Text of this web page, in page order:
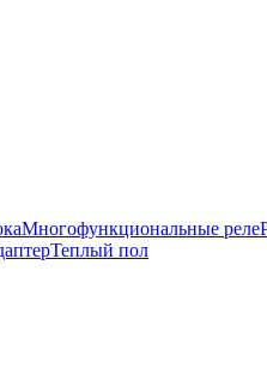
Многофункциональные реле
Теплый пол